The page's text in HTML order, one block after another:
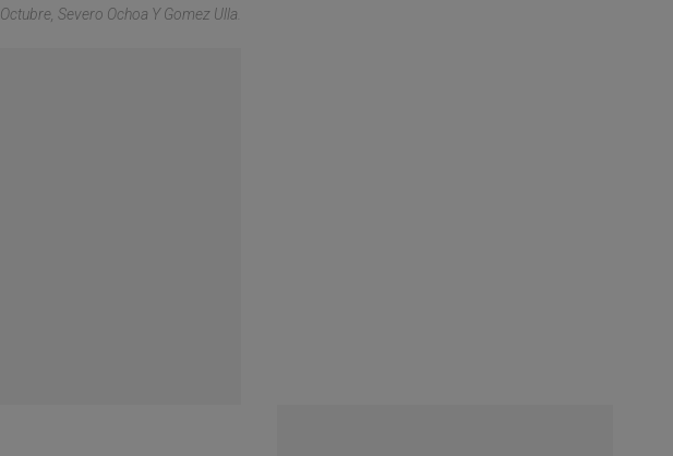
Octubre, Severo Ochoa Y Gomez Ulla.